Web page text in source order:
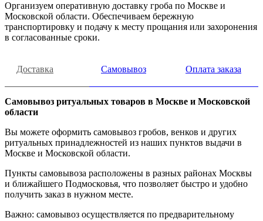
Организуем оперативную доставку гроба по Москве и
Московской области. Обеспечиваем бережную
транспортировку и подачу к месту прощания или захоронения
в согласованные сроки.
Доставка Самовывоз Оплата заказа
Самовывоз ритуальных товаров в Москве и Московской
области
Вы можете оформить самовывоз гробов, венков и других
ритуальных принадлежностей из наших пунктов выдачи в
Москве и Московской области.
Пункты самовывоза расположены в разных районах Москвы
и ближайшего Подмосковья, что позволяет быстро и удобно
получить заказ в нужном месте.
Важно: самовывоз осуществляется по предварительному